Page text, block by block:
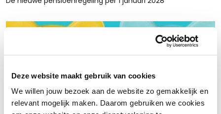
Deze website maakt gebruik van cookies
We willen jouw bezoek aan de website zo gemakkelijk en
relevant mogelijk maken. Daarom gebruiken we cookies
Rust en ruimte met werkkapitaalfinanciering: voor retailers
die tijdelijk krap zitten